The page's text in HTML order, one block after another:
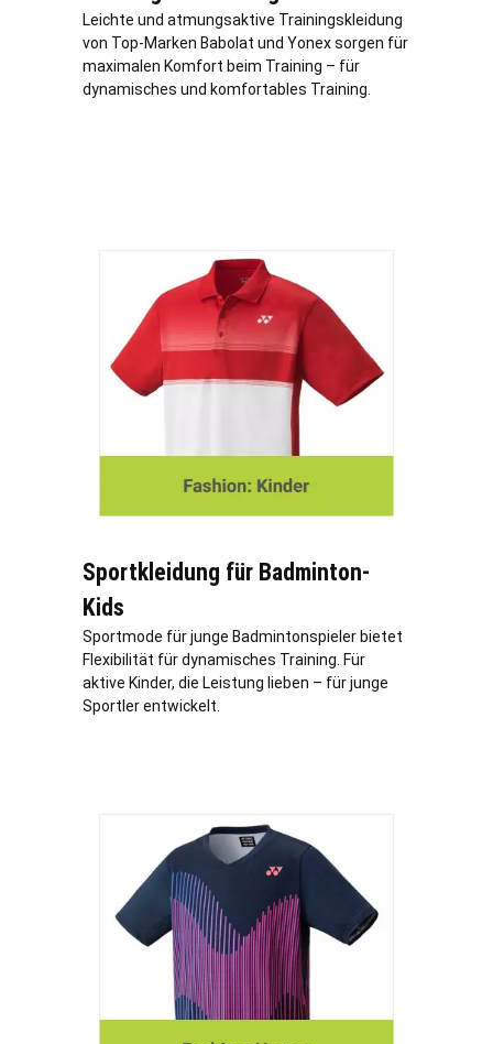
Leichte und atmungsaktive Trainingskleidung
von Top-Marken Babolat und Yonex sorgen für
maximalen Komfort beim Training – für
dynamisches und komfortables Training.
Sportkleidung für Badminton-
Kids
Sportmode für junge Badmintonspieler bietet
Flexibilität für dynamisches Training. Für
aktive Kinder, die Leistung lieben – für junge
Sportler entwickelt.